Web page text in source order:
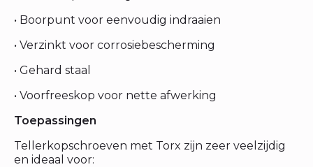
• Boorpunt voor eenvoudig indraaien
• Verzinkt voor corrosiebescherming
• Gehard staal
• Voorfreeskop voor nette afwerking
Toepassingen
Tellerkopschroeven met Torx zijn zeer veelzijdig
en ideaal voor: